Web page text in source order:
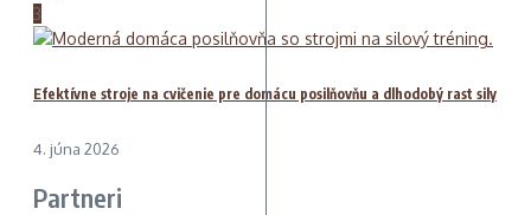
3
Efektívne stroje na cvičenie pre domácu posilňovňu a dlhodobý rast sily
4. júna 2026
Partneri